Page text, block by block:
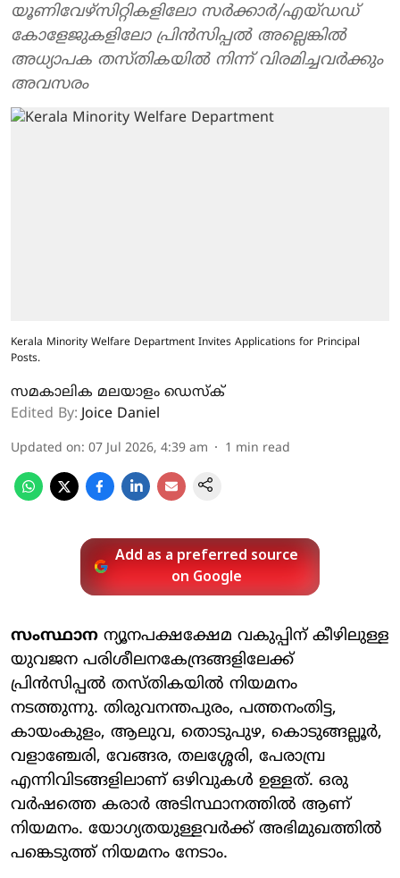
യൂണിവേഴ്‌സിറ്റികളിലോ സർക്കാർ/എയ്ഡഡ്
കോളേജുകളിലോ പ്രിൻസിപ്പൽ അല്ലെങ്കിൽ
അധ്യാപക തസ്തികയിൽ നിന്ന് വിരമിച്ചവർക്കും
അവസരം
Kerala Minority Welfare Department Invites Applications for Principal
Posts.
സമകാലിക മലയാളം ഡെസ്ക്
Edited By: Joice Daniel
Updated on: 07 Jul 2026, 4:39 am 1 min read
Add as a preferred source
on Google
സംസ്ഥാന ന്യൂനപക്ഷക്ഷേമ വകുപ്പിന് കീഴിലുള്ള
യുവജന പരിശീലനകേന്ദ്രങ്ങളിലേക്ക്
പ്രിൻസിപ്പൽ തസ്തികയിൽ നിയമനം
നടത്തുന്നു. തിരുവനന്തപുരം, പത്തനംതിട്ട,
കായംകുളം, ആലുവ, തൊടുപുഴ, കൊടുങ്ങല്ലൂർ,
വളാഞ്ചേരി, വേങ്ങര, തലശ്ശേരി, പേരാമ്പ്ര
എന്നിവിടങ്ങളിലാണ് ഒഴിവുകൾ ഉള്ളത്. ഒരു
വർഷത്തെ കരാർ അടിസ്ഥാനത്തിൽ ആണ്
നിയമനം. യോഗ്യതയുള്ളവർക്ക് അഭിമുഖത്തിൽ
പങ്കെടുത്ത് നിയമനം നേടാം.